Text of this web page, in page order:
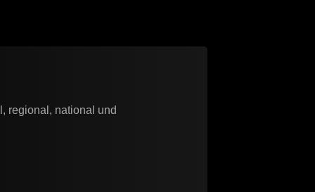
regional, national und